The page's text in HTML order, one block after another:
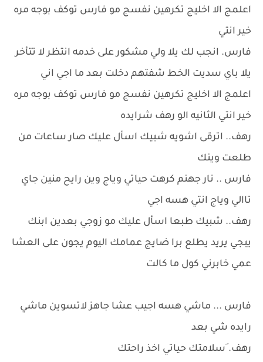
اعلمج الا اخليج تكرهين نفسج مو فارس توكف بوجه مره
خير انتي
فارس. انجب لك يلا ولي مشكور على خدمه انتظر لا تتأخر
يلا باي سديت الخط شفتهم دخلت بعد ما اجي اني
اعلمج الا اخليج تكرهين نفسج مو فارس توكف بوجه مره
خير انتي الثانيه الو رهف شرايده
رهف.. اترقى اشويه شبيك اسأل عليك صار ساعات من
طلعت وينك
فارس .. نار جهنم كرهت حياتي وياج وين رايح منين جاي
تاالي وياج انتي هسه اجي
رهف.. شبيك طبعا اسأل عليك مو زوجي بعدين ابنك
يبجي يريد يطلع برا ضايج عمامك اليوم يجون على العشا
عمي خابرني كول ما كالت
فارس ... ماشي هسه اجيب عشا جاهز لاتسوين ماشي
رايده شي بعد
رهف. َسلامتك حياتي اخذ راحتك